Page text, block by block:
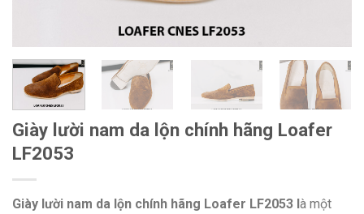
Giày lười nam da lộn chính hãng Loafer
LF2053
Giày lười nam da lộn chính hãng Loafer LF2053 là một